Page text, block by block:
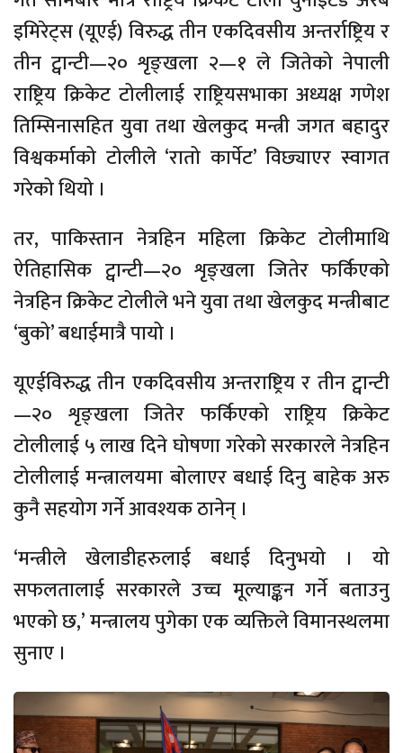
इमिरेट्स (यूएई) विरुद्ध तीन एकदिवसीय अन्तर्राष्ट्रिय र
तीन ट्वान्टी—२० शृङ्खला २—१ ले जितेको नेपाली
राष्ट्रिय क्रिकेट टोलीलाई राष्ट्रियसभाका अध्यक्ष गणेश
तिम्सिनासहित युवा तथा खेलकुद मन्त्री जगत बहादुर
विश्वकर्माको टोलीले ‘रातो कार्पेट’ विछ्याएर स्वागत
गरेको थियो ।
तर, पाकिस्तान नेत्रहिन महिला क्रिकेट टोलीमाथि
ऐतिहासिक ट्वान्टी—२० शृङ्खला जितेर फर्किएको
नेत्रहिन क्रिकेट टोलीले भने युवा तथा खेलकुद मन्त्रीबाट
‘बुको’ बधाईमात्रै पायो ।
यूएईविरुद्ध तीन एकदिवसीय अन्तराष्ट्रिय र तीन ट्वान्टी
—२० शृङ्खला जितेर फर्किएको राष्ट्रिय क्रिकेट
टोलीलाई ५ लाख दिने घोषणा गरेको सरकारले नेत्रहिन
टोलीलाई मन्त्रालयमा बोलाएर बधाई दिनु बाहेक अरु
कुनै सहयोग गर्ने आवश्यक ठानेन् ।
‘मन्त्रीले खेलाडीहरुलाई बधाई दिनुभयो । यो
सफलतालाई सरकारले उच्च मूल्याङ्कन गर्ने बताउनु
भएको छ,’ मन्त्रालय पुगेका एक व्यक्तिले विमानस्थलमा
सुनाए ।